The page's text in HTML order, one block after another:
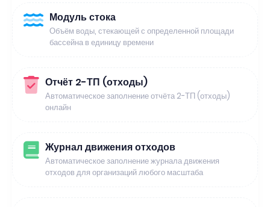
Модуль стока
Объём воды, стекающей с определенной площади
бассейна в единицу времени
Отчёт 2-ТП (отходы)
Автоматическое заполнение отчёта 2-ТП (отходы)
онлайн
Журнал движения отходов
Автоматическое заполнение журнала движения
отходов для организаций любого масштаба